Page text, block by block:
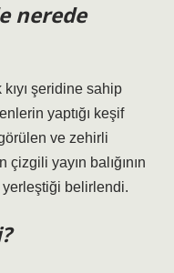
nerede
şeridine sahip
yaptığı keşif
ve zehirli
yayın balığının
yerleştiği belirlendi.